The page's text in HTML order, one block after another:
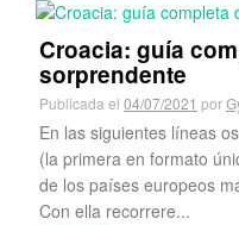
Croacia: guía
sorprendente
Publicada el 04/07/2021 por
En las siguientes líneas
(la primera en formato
de los países europeos
Con ella recorrere...